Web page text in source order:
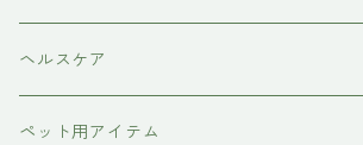
ダークニル
N .（エヌドット）
インプライム
塩基性カラー剤
クロマID
美容液
オールインワンジェル
ボディソープ
ヴィーガン認証
ヘルスケア
エイジングケア
ペット用アイテム